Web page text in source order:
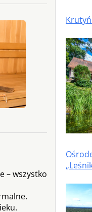
– wszystko
Krutyń